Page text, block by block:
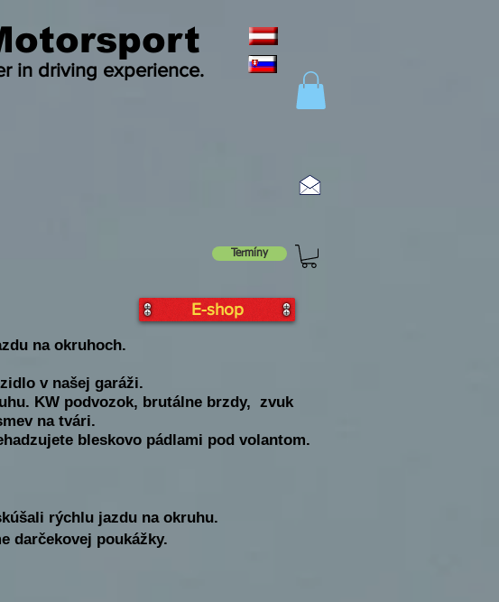
in driving experience.
Termíny
E-shop
na okruhoch.
v našej garáži.
KW podvozok, brutálne brzdy, zvuk
na tvári.
bleskovo pádlami pod volantom.
rýchlu jazdu na okruhu.
darčekovej poukážky.